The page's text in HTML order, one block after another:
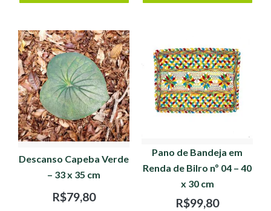
Descanso Capeba Verde
– 33 x 35 cm
R$79,80
Pano de Bandeja em
Renda de Bilro nº 04 – 40
x 30 cm
R$99,80